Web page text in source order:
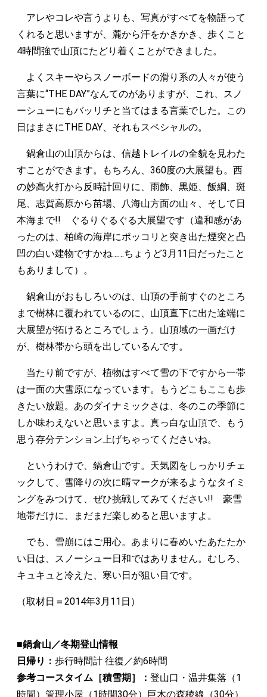
アレやコレや言うよりも、写真がすべてを物語って
くれると思いますが、麓から汗をかきかき、歩くこと
4時間強で山頂にたどり着くことができました。
よくスキーやらスノーボードの滑り系の人々が使う
言葉に“THE DAY”なんてのがありますが、これ、スノ
ーシューにもバッリチと当てはまる言葉でした。この
日はまさにTHE DAY、それもスペシャルの。
鍋倉山の山頂からは、信越トレイルの全貌を見わた
すことができます。もちろん、360度の大展望も。西
の妙高火打から反時計回りに、雨飾、黒姫、飯綱、斑
尾、志賀高原から苗場、八海山方面の山々、そして日
本海まで!! ぐるりぐるぐる大展望です（違和感があ
ったのは、柏崎の海岸にポッコリと突き出た煙突と凸
凹の白い建物ですかね……ちょうど3月11日だったこと
もありまして）。
鍋倉山がおもしろいのは、山頂の手前すぐのところ
まで樹林に覆われているのに、山頂直下に出た途端に
大展望が拓けるところでしょう。山頂域の一画だけ
が、樹林帯から頭を出しているんです。
当たり前ですが、植物はすべて雪の下ですから一帯
は一面の大雪原になっています。もうどこもここも歩
きたい放題。あのダイナミックさは、冬のこの季節に
しか味わえないと思いますよ。真っ白な山頂で、もう
思う存分テンション上げちゃってくださいね。
というわけで、鍋倉山です。天気図をしっかりチェ
ックして、雪降りの次に晴マークが来るようなタイミ
ングをみつけて、ぜひ挑戦してみてください!! 豪雪
地帯だけに、まだまだ楽しめると思いますよ。
でも、雪崩にはご用心。あまりに春めいたあたたか
い日は、スノーシュー日和ではありません。むしろ、
キュキュと冷えた、寒い日が狙い目です。
（取材日＝2014年3月11日）
■鍋倉山／冬期登山情報
日帰り： 歩行時間計 往復／約6時間
参考コースタイム［積雪期］： 登山口・温井集落（1
時間）管理小屋（1時間30分）巨木の森稜線（30分）